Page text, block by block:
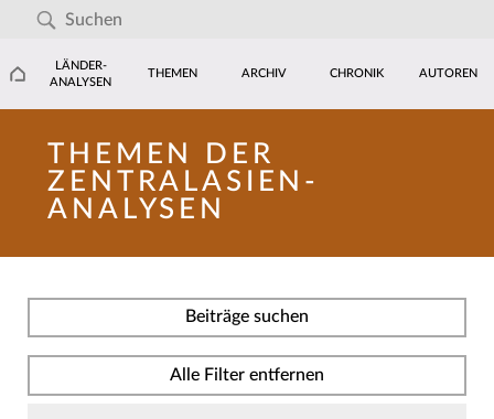
LÄNDER-
ANALYSEN
THEMEN ARCHIV CHRONIK AUTOREN
THEMEN DER
ZENTRALASIEN-
ANALYSEN
Beiträge suchen
Alle Filter entfernen